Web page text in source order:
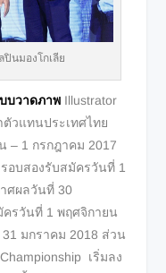
นมองโกเลีย
บวาดภาพ Illustrator
ตัวแทนประเทศไทย
– 1 กรกฎาคม 2017
อบสองรับสมัครวันที่ 1
ศผลวันที่ 30
รวันที่ 1 พฤศจิกายน
มกราคม 2018 ส่วน
เริ่มลง